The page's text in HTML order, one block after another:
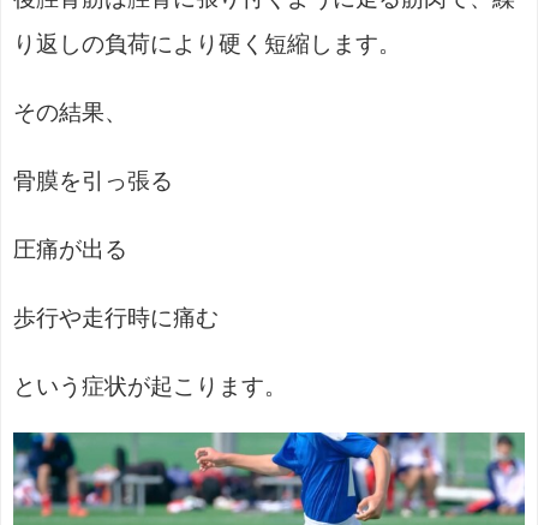
り返しの負荷により硬く短縮します。
その結果、
骨膜を引っ張る
圧痛が出る
歩行や走行時に痛む
という症状が起こります。